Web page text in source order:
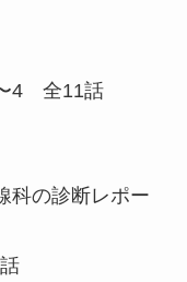
4 全11話
科の診断レポー